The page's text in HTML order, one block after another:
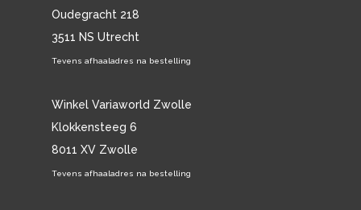
Oudegracht 218
3511 NS Utrecht
Tevens afhaaladres na bestelling
Winkel Variaworld Zwolle
Klokkensteeg 6
8011 XV Zwolle
Tevens afhaaladres na bestelling